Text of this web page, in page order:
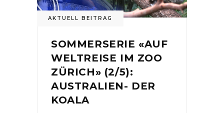
AKTUELL BEITRAG
SOMMERSERIE «AUF
WELTREISE IM ZOO
ZÜRICH» (2/5):
AUSTRALIEN- DER
KOALA